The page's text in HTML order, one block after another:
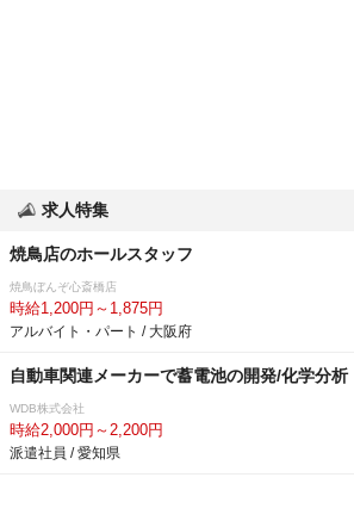
求人特集
焼鳥店のホールスタッフ
焼鳥ぼんぞ心斎橋店
時給1,200円～1,875円
アルバイト・パート / 大阪府
自動車関連メーカーで蓄電池の開発/化学分析
WDB株式会社
時給2,000円～2,200円
派遣社員 / 愛知県